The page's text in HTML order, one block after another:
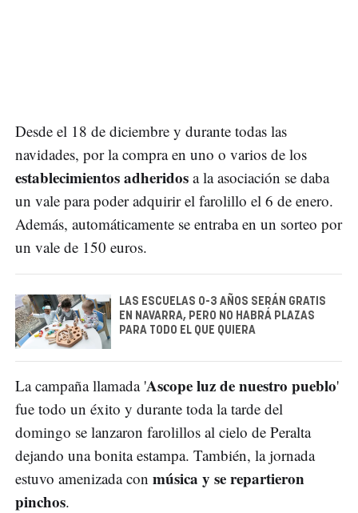
Desde el 18 de diciembre y durante todas las
navidades, por la compra en uno o varios de los
establecimientos adheridos a la asociación se daba
un vale para poder adquirir el farolillo el 6 de enero.
Además, automáticamente se entraba en un sorteo por
un vale de 150 euros.
LAS ESCUELAS 0-3 AÑOS SERÁN GRATIS
EN NAVARRA, PERO NO HABRÁ PLAZAS
PARA TODO EL QUE QUIERA
La campaña llamada 'Ascope luz de nuestro pueblo'
fue todo un éxito y durante toda la tarde del
domingo se lanzaron farolillos al cielo de Peralta
dejando una bonita estampa. También, la jornada
estuvo amenizada con música y se repartieron
pinchos.